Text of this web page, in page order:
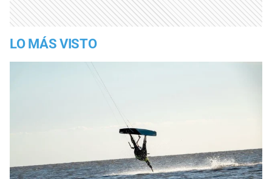
LO MÁS VISTO